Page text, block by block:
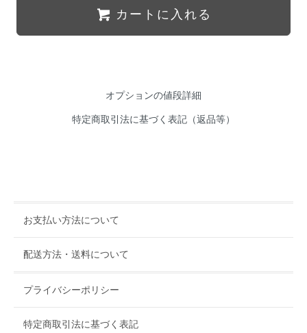
カートに入れる
オプションの値段詳細
特定商取引法に基づく表記（返品等）
お支払い方法について
配送方法・送料について
プライバシーポリシー
特定商取引法に基づく表記